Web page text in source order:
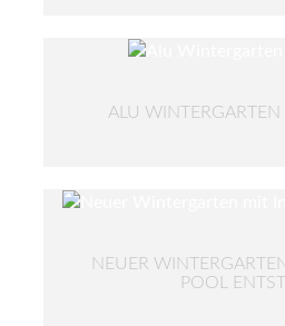
ALU WINTERGARTEN
NEUER
POOL